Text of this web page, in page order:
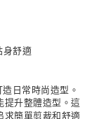
身舒適
日常時尚造型。
提升整體造型。這
求簡單剪裁和舒適